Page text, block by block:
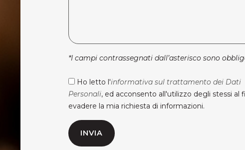
*I campi contrassegnati dall’asterisco sono
Ho letto l'informativa sul trattamento dei Dati
Personali, ed acconsento all'utilizzo degli stessi al
evadere la mia richiesta di informazioni.
INVIA